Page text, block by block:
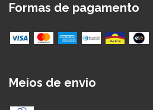
Formas de pagamento
Meios de envio